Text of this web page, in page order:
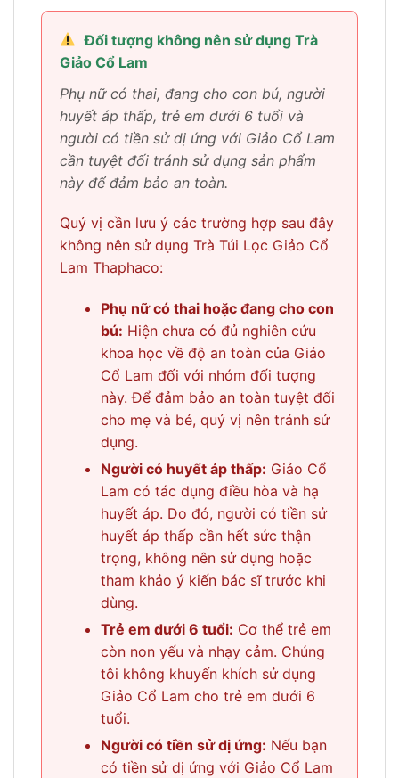
Đối tượng không nên sử dụng Trà
Giảo Cổ Lam
Phụ nữ có thai, đang cho con bú, người
huyết áp thấp, trẻ em dưới 6 tuổi và
người có tiền sử dị ứng với Giảo Cổ Lam
cần tuyệt đối tránh sử dụng sản phẩm
này để đảm bảo an toàn.
Quý vị cần lưu ý các trường hợp sau đây
không nên sử dụng Trà Túi Lọc Giảo Cổ
Lam Thaphaco:
Phụ nữ có thai hoặc đang cho con
bú: Hiện chưa có đủ nghiên cứu
khoa học về độ an toàn của Giảo
Cổ Lam đối với nhóm đối tượng
này. Để đảm bảo an toàn tuyệt đối
cho mẹ và bé, quý vị nên tránh sử
dụng.
Người có huyết áp thấp: Giảo Cổ
Lam có tác dụng điều hòa và hạ
huyết áp. Do đó, người có tiền sử
huyết áp thấp cần hết sức thận
trọng, không nên sử dụng hoặc
tham khảo ý kiến bác sĩ trước khi
dùng.
Trẻ em dưới 6 tuổi: Cơ thể trẻ em
còn non yếu và nhạy cảm. Chúng
tôi không khuyến khích sử dụng
Giảo Cổ Lam cho trẻ em dưới 6
tuổi.
Người có tiền sử dị ứng: Nếu bạn
có tiền sử dị ứng với Giảo Cổ Lam